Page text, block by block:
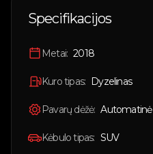
🇱🇹 Lietuvių
🇬🇧 English
Prisijungti
Specifikacijos
Metai: 2018
Kuro tipas: Dyzelinas
Pavarų dėžė: Automatinė
Kėbulo tipas: SUV